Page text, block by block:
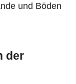
und Böden
der